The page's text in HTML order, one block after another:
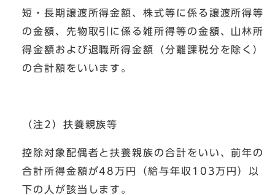
短・長期譲渡所得金額、株式等に係る譲渡所得等
の金額、先物取引に係る雑所得等の金額、山林所
得金額および退職所得金額（分離課税分を除く）
の合計額をいいます。
（注2）扶養親族等
控除対象配偶者と扶養親族の合計をいい、前年の
合計所得金額が48万円（給与年収103万円）以
下の人が該当します。